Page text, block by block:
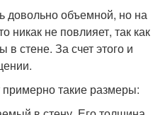
довольно объемной, но на
никак не повлияет, так как
в стене. За счет этого и
такие размеры: